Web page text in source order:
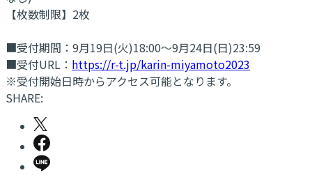
【枚数制限】2枚
■受付期間：9月19日(火)18:00～9月24日(日)23:59
■受付URL： https://r-t.jp/karin-miyamoto2023
※受付開始日時からアクセス可能となります。
SHARE: